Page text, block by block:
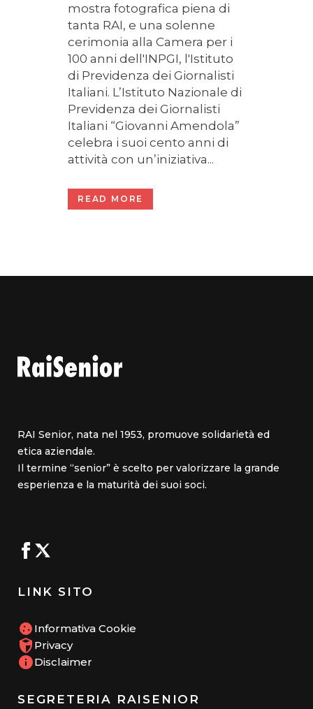
mostra fotografica piena di
tanta RAI, e una solenne
cerimonia alla Camera per i
100 anni dell'INPGI, l'Istituto
di Previdenza dei Giornalisti
Italiani. L’Istituto Nazionale di
Previdenza dei Giornalisti
Italiani “Giovanni Amendola”
celebra i suoi cento anni di
attività con un’iniziativa...
READ MORE
RAI Senior, nata nel 1953, promuove solidarietà ed
etica aziendale.
Il termine “senior” è scelto per valorizzare la grande
esperienza e la maturità dei suoi soci.
LINK SITO
Informativa Cookie
Privacy
Disclaimer
SEGRETERIA RAISENIOR